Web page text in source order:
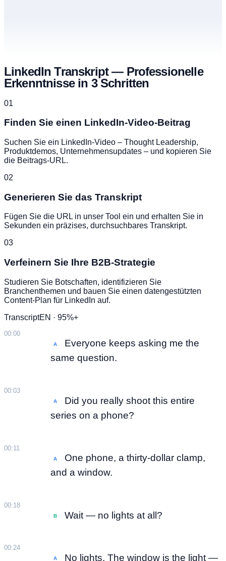
LinkedIn Transkript — Professionelle
Erkenntnisse in 3 Schritten
01
Finden Sie einen LinkedIn-Video-Beitrag
Suchen Sie ein LinkedIn-Video – Thought Leadership,
Produktdemos, Unternehmensupdates – und kopieren Sie
die Beitrags-URL.
02
Generieren Sie das Transkript
Fügen Sie die URL in unser Tool ein und erhalten Sie in
Sekunden ein präzises, durchsuchbares Transkript.
03
Verfeinern Sie Ihre B2B-Strategie
Studieren Sie Botschaften, identifizieren Sie
Branchenthemen und bauen Sie einen datengestützten
Content-Plan für LinkedIn auf.
TranscriptEN · 95%+
00:00
A
Everyone keeps asking me the
same question.
00:03
A
Did you really shoot this entire
series on a phone?
00:11
A
One phone, a thirty-dollar clamp,
and a window.
00:18
B Wait — no lights at all?
00:24
A
No lights. The window is the light —